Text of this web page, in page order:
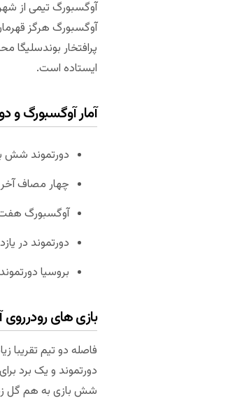
آوگسبورگ تیمی از
پرافتخار
ایستاده است.
آمار آوگسبورگ و
دورتموند شش
چهار مصاف آخر دو تیم
آوگسبورگ
دورتموند در
بروسیا دورتموند
بازی های
فاصله دو تیم تقریبا
دورتموند و یک برد
شش بازی به هم گل زده اند و پنج مسابقه بالای ۲.۵ گل را